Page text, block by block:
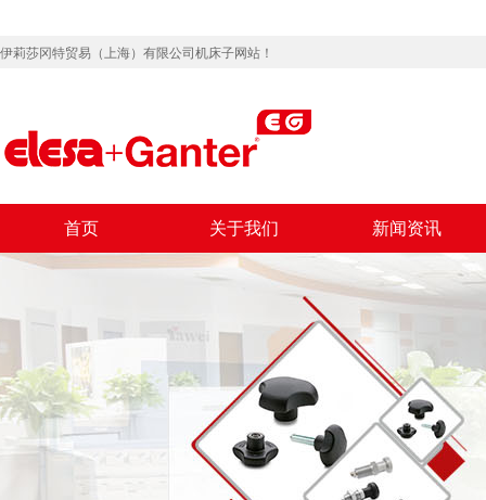
伊莉莎冈特贸易（上海）有限公司机床子网站！
首页 关于我们 新闻资讯